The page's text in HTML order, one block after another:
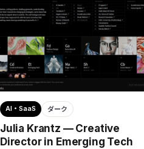
AI・SaaS ダーク
Julia Krantz — Creative
Director in Emerging Tech